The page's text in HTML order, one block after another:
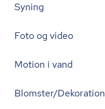
Syning
Foto og video
Motion i vand
Blomster/Dekoration